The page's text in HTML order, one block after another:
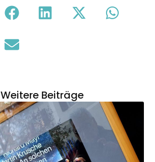
Weitere Beiträge